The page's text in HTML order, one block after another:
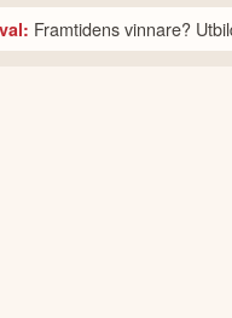
Framtidens vinnare?